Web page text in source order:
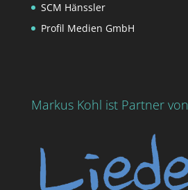
SCM Hänssler
Profil Medien GmbH
Markus Kohl ist Partner von